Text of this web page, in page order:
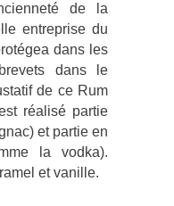
de la
entreprise du
dans les
dans le
de ce Rum
réalisé partie
et partie en
la vodka).
et vanille.